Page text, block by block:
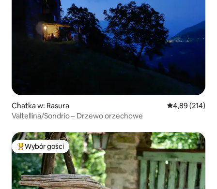
Chatka w: Rasura Średnia
4,89 (214)
Valtellina/Sondrio – Drzewo orzechowe
Najpopularniejsze z kategorii Wybór gości
Wybór gości